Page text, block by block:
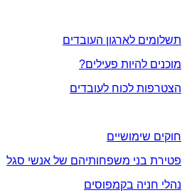
תשלומים לארגון העובדים
מוכנים להיות פעילים?
הצטרפות לכוח לעובדים
חוקים שימושיים
פטירת בני משפחותיהם של אנשי סגל
נהלי חניה בקמפוסים